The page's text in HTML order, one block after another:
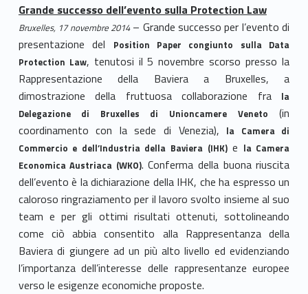
Grande successo dell’evento sulla Protection Law
Bruxelles, 17 novembre 2014– Grande successo per l’evento di
presentazione del
Position Paper congiunto sulla Data
Protection Law, tenutosi il 5 novembre scorso presso la
Rappresentazione della Baviera a Bruxelles, a
dimostrazione della fruttuosa collaborazione fra
la
Delegazione di Bruxelles di Unioncamere Veneto
(in
coordinamento con la sede di Venezia), la Camera di
Commercio e dell’Industria della Baviera (IHK)e la Camera
Economica Austriaca (WKO). Conferma della buona riuscita
dell’evento è la dichiarazione della IHK, che ha espresso un
caloroso ringraziamento per il lavoro svolto insieme al suo
team e per gli ottimi risultati ottenuti, sottolineando
come ciò abbia consentito alla Rappresentanza della
Baviera di giungere ad un più alto livello ed evidenziando
l’importanza dell’interesse delle rappresentanze europee
verso le esigenze economiche proposte.